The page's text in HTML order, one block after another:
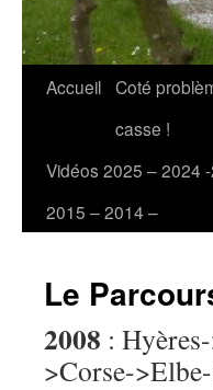
Accueil Coté
casse !
Vidéos 2025 – 2024
2015 – 2014 –
Le
2008 :
>Corse-